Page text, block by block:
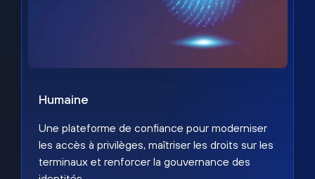
Humaine
Une plateforme de confiance pour moderniser
les accès à privilèges, maîtriser les droits sur les
terminaux et renforcer la gouvernance des